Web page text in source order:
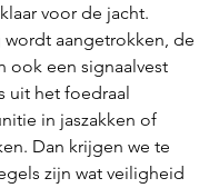
voor de jacht.
aangetrokken, de
ook een signaalvest
uit het foedraal
in jaszakken of
Dan krijgen we te
zijn wat veiligheid